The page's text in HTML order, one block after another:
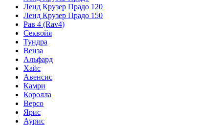
Ленд Крузер Прадо 120
Ленд Крузер Прадо 150
Рав 4 (Rav4)
Секвойя
Тундра
Венза
Альфард
Хайс
Авенсис
Камри
Королла
Версо
Ярис
Аурис